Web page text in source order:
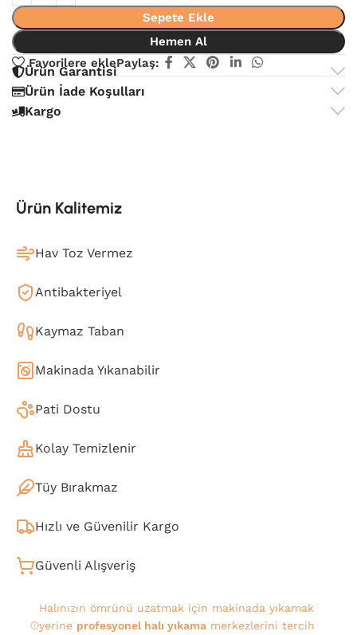
Sepete Ekle
Hemen Al
Favorilere eklePaylaş:
Ürün Garantisi
Ürün İade Koşulları
Kargo
Ürün Kalitemiz
Hav Toz Vermez
Antibakteriyel
Kaymaz Taban
Makinada Yıkanabilir
Pati Dostu
Kolay Temizlenir
Tüy Bırakmaz
Hızlı ve Güvenilir Kargo
Güvenli Alışveriş
Halınızın ömrünü uzatmak için makinada yıkamak
yerine profesyonel halı yıkamamerkezlerini tercih